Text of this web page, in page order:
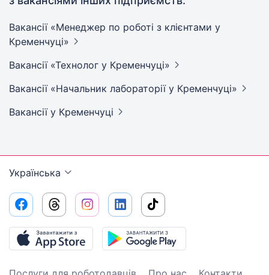
Вакансії «Менеджер по роботі з клієнтами у
Кременчуці»
Вакансії «Технолог у Кременчуці»
Вакансії «Начальник лабораторії у Кременчуці»
Вакансії у Кременчуці
Українська